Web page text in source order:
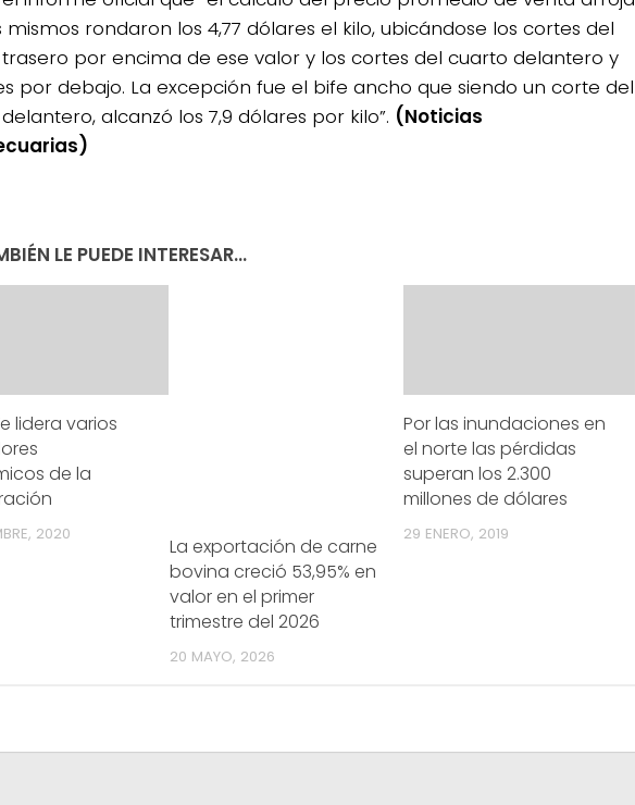
mismos rondaron los 4,77 dólares el kilo, ubicándose los cortes del
por encima de ese valor y los cortes del cuarto delantero y
por debajo. La excepción fue el bife ancho que siendo un corte del
alcanzó los 7,9 dólares por kilo”. (Noticias
LE PUEDE INTERESAR...
lidera varios
de la
2020
La exportación de carne
bovina creció 53,95% en
valor en el primer
trimestre del 2026
20 MAYO, 2026
Por las inundaciones en
el norte las pérdidas
superan los 2.300
millones de dólares
29 ENERO, 2019